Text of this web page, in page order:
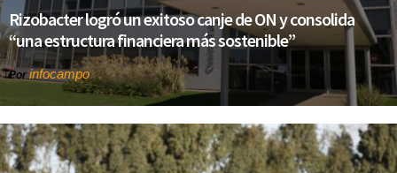
Rizobacter logró un exitoso canje de ON y consolida
“una estructura financiera más sostenible”
Por infocampo